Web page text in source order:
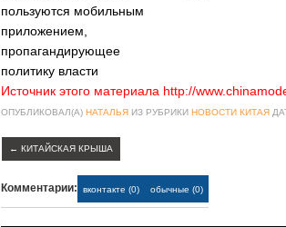
пользуются мобильным
приложением,
пропагандирующее
политику власти
Источник этого материала http://
ОПУБЛИКОВАЛ(А) НАТАЛЬЯ ИЗ РУБРИКИ НОВОСТИ КИТАЯ
← КИТАЙСКАЯ КРЫША
Комментарии: вконтакте (0) обычные (0)